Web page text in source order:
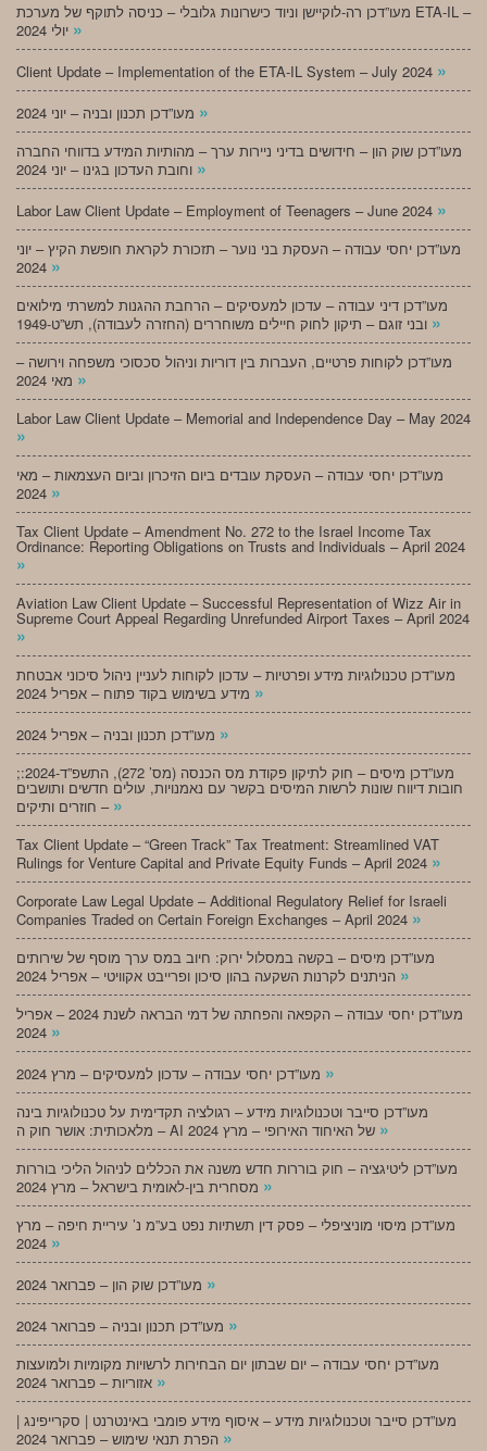
מעו”דכן רה-לוקיישן וניוד כישרונות גלובלי – כניסה לתוקף של מערכת ETA-IL –
»
Client Update – Implementation of the ETA-IL System – July 2024 »
»
מעו”דכן שוק הון – חידושים בדיני ניירות ערך – מהותיות המידע בדווחי החברה
»
Labor Law Client Update – Employment of Teenagers – June 2024 »
מעו”דכן יחסי עבודה – העסקת בני נוער – תזכורת לקראת חופשת הקיץ – יוני
»
מעו”דכן דיני עבודה – עדכון למעסיקים – הרחבת ההגנות למשרתי מילואים
»
מעו”דכן לקוחות פרטיים, העברות בין דוריות וניהול סכסוכי משפחה וירושה –
»
Labor Law Client Update – Memorial and Independence Day – May 2024
»
מעו”דכן יחסי עבודה – העסקת עובדים ביום הזיכרון וביום העצמאות – מאי
»
Tax Client Update – Amendment No. 272 to the Israel Income Tax
Ordinance: Reporting Obligations on Trusts and Individuals – April 2024
»
Aviation Law Client Update – Successful Representation of Wizz Air in
Supreme Court Appeal Regarding Unrefunded Airport Taxes – April 2024
»
מעו”דכן טכנולוגיות מידע ופרטיות – עדכון לקוחות לעניין ניהול סיכוני אבטחת
»
»
;מעו”דכן מיסים – חוק לתיקון פקודת מס הכנסה (מס’ 272), התשפ”ד-2024:
חובות דיווח שונות לרשות המיסים בקשר עם נאמנויות, עולים חדשים ותושבים
חוזרים ותיקים – »
Tax Client Update – “Green Track” Tax Treatment: Streamlined VAT
Rulings for Venture Capital and Private Equity Funds – April 2024 »
Corporate Law Legal Update – Additional Regulatory Relief for Israeli
Companies Traded on Certain Foreign Exchanges – April 2024 »
מעו”דכן מיסים – בקשה במסלול ירוק: חיוב במס ערך מוסף של שירותים
»
מעו”דכן יחסי עבודה – הקפאה והפחתה של דמי הבראה לשנת 2024 – אפריל
»
»
מעו”דכן סייבר וטכנולוגיות מידע – רגולציה תקדימית על טכנולוגיות בינה
»
מעו”דכן ליטיגציה – חוק בוררות חדש משנה את הכללים לניהול הליכי בוררות
»
מעו”דכן מיסוי מוניציפלי – פסק דין תשתיות נפט בע”מ נ’ עיריית חיפה – מרץ
»
»
»
מעו”דכן יחסי עבודה – יום שבתון יום הבחירות לרשויות מקומיות ולמועצות
»
מעו”דכן סייבר וטכנולוגיות מידע – איסוף מידע פומבי באינטרנט | סקרייפינג |
»